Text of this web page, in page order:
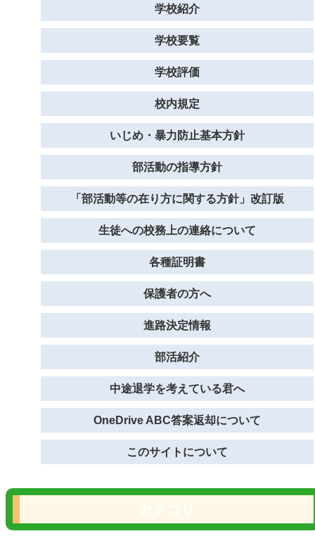
学校紹介
学校要覧
学校評価
校内規定
いじめ・暴力防止基本方針
部活動の指導方針
「部活動等の在り方に関する方針」改訂版
生徒への校務上の連絡について
各種証明書
保護者の方へ
進路決定情報
部活紹介
中途退学を考えている君へ
OneDrive ABC答案返却について
このサイトについて